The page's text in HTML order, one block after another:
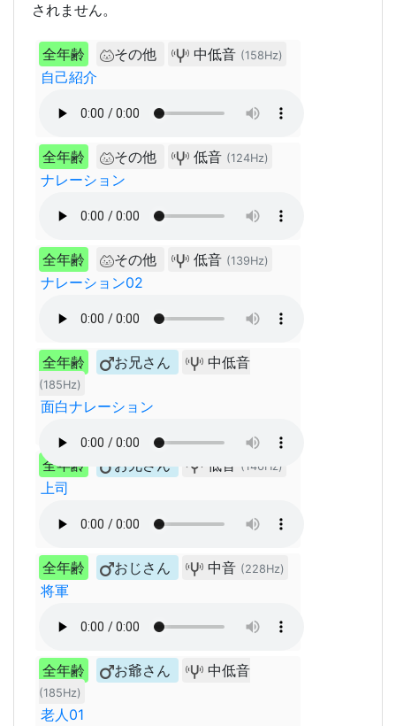
されません。
全年齢 その他 中低音 (158Hz)
自己紹介
全年齢 その他 低音 (124Hz)
ナレーション
全年齢 その他 低音 (139Hz)
ナレーション02
全年齢 お兄さん 中低音
(185Hz)
面白ナレーション
全年齢 お兄さん 低音 (146Hz)
上司
全年齢 おじさん 中音 (228Hz)
将軍
全年齢 お爺さん 中低音
(185Hz)
老人01